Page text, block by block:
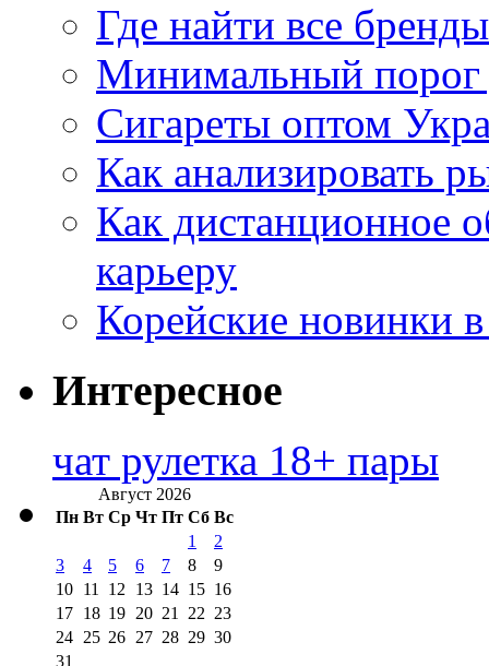
Где найти все
Минимальный порог
Сигареты оптом
Как анализировать
Как дистанционное
карьеру
Корейские новинки
Интересное
чат рулетка 18+ пары
Август 2026
Пн Вт Ср Чт Пт Сб Вс
1
2
3
4 5 6 7 8
9
10 11 12 13 14 15 16
17 18 19 20 21 22 23
24 25 26 27 28 29 30
31